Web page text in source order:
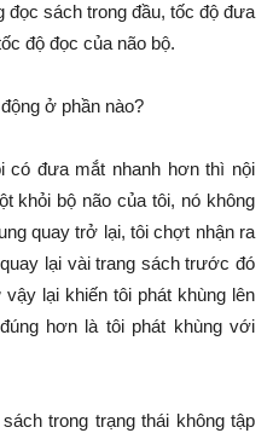
sách trong đầu, tốc độ đưa
độ đọc của não bộ.
ở phần nào?
có đưa mắt nhanh hơn thì nội
khỏi bộ não của tôi, nó không
quay trở lại, tôi chợt nhận ra
lại vài trang sách trước đó
lại khiến tôi phát khùng lên
hơn là tôi phát khùng với
trong trạng thái không tập